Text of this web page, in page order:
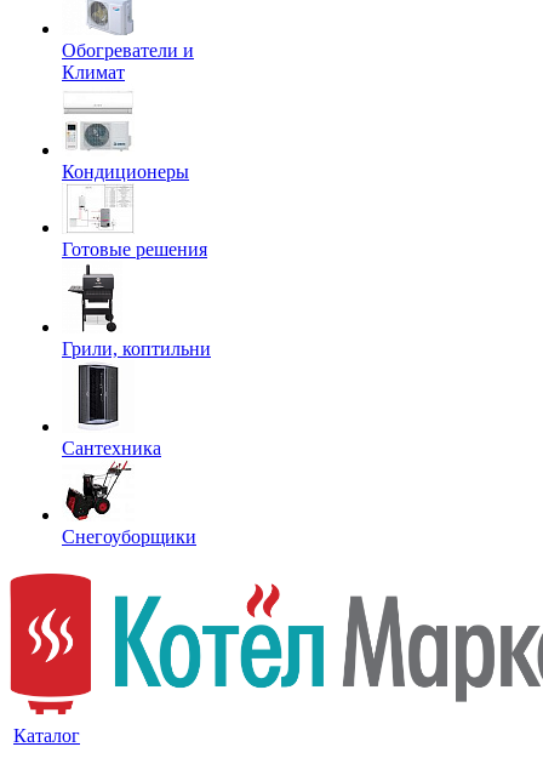
Обогреватели и
Климат
Кондиционеры
Готовые решения
Грили, коптильни
Сантехника
Снегоуборщики
Каталог